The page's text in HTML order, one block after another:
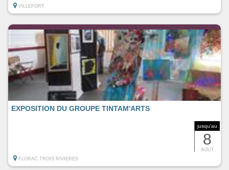
VILLEFORT
jusqu'au
8
AOUT
EXPOSITION DU GROUPE TINTAM'ARTS
FLORAC TROIS RIVIERES